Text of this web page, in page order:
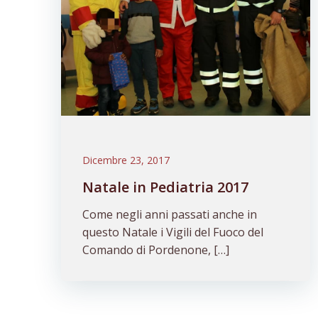
Dicembre 23, 2017
Natale in Pediatria 2017
Come negli anni passati anche in
questo Natale i Vigili del Fuoco del
Comando di Pordenone, […]